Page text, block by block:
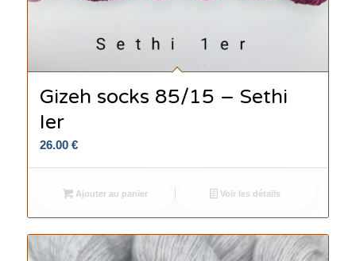
Gizeh socks 85/15 – Sethi
Ier
26.00 €
Ajouter au panier Voir les détails